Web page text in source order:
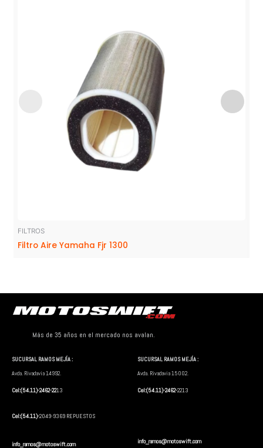
FILTROS
Filtro Aire Yamaha Fjr 1300
Más de 35 años en el mercado nos avalan.
SUCURSAL RAMOS MEJÍA :
Avda. Rivadavia 14992.
Cel:(54.11)-2462-2213
Cel:(54.11)-2049-9369 REPUESTOS
info_ramos@motoswift.com
SUCURSAL RAMOS MEJÍA :
Avda. Rivadavia 15002.
Cel:(54.11)-2462-2213
info_ramos@motoswift.com